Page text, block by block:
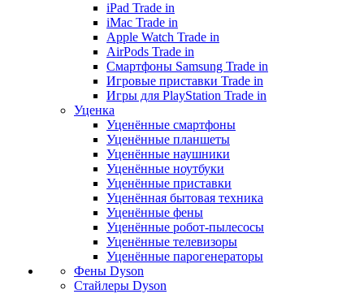
iPad Trade in
iMac Trade in
Apple Watch Trade in
AirPods Trade in
Смартфоны Samsung Trade in
Игровые приставки Trade in
Игры для PlayStation Trade in
Уценка
Уценённые смартфоны
Уценённые планшеты
Уценённые наушники
Уценённые ноутбуки
Уценённые приставки
Уценённая бытовая техника
Уценённые фены
Уценённые робот-пылесосы
Уценённые телевизоры
Уценённые парогенераторы
Фены Dyson
Стайлеры Dyson